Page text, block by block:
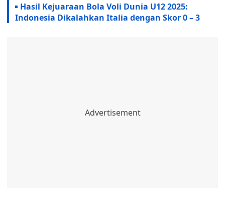
Hasil Kejuaraan Bola Voli Dunia U12 2025:
Indonesia Dikalahkan Italia dengan Skor 0 – 3